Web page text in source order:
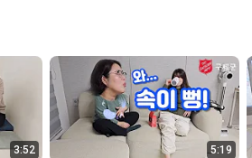
3:52 5:19